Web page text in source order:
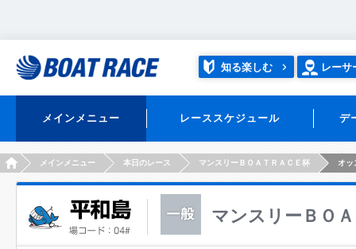
知る楽しむ レーサ
メインメニュー レーススケジュール デ
HOMEメインメニュー 本日のレース マンスリーＢＯＡＴＲＡＣＥ杯 オッ
マンスリーＢＯ